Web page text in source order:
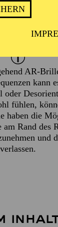
ab 16
AR-
kann
oder
fühlen,
haben die
Rand des
und
verlassen.